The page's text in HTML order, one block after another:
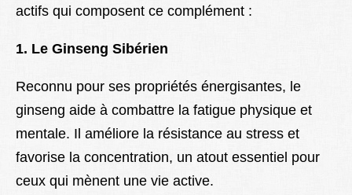
actifs qui composent ce complément :
1. Le Ginseng Sibérien
Reconnu pour ses propriétés énergisantes, le
ginseng aide à combattre la fatigue physique et
mentale. Il améliore la résistance au stress et
favorise la concentration, un atout essentiel pour
ceux qui mènent une vie active.